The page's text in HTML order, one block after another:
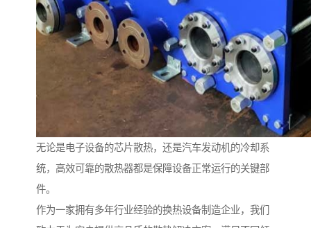
无论是电子设备的芯片散热，还是汽车发动机的冷却系
统，高效可靠的散热器都是保障设备正常运行的关键部
件。
作为一家拥有多年行业经验的换热设备制造企业，我们